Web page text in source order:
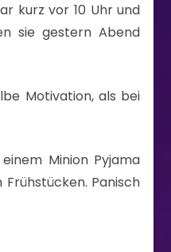
kurz vor 10 Uhr und
sie gestern Abend
Motivation, als bei
Minion Pyjama
Panisch